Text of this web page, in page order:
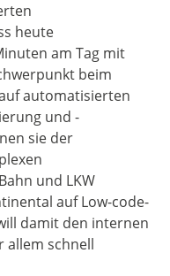
heute
am Tag mit
beim
automatisierten
und -
sie der
und LKW
auf Low-code-
damit den internen
allem schnell